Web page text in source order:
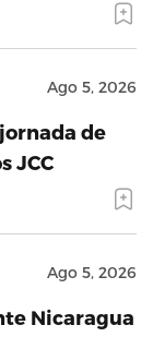
Ago 5, 2026
de
JCC
Ago 5, 2026
Nicaragua